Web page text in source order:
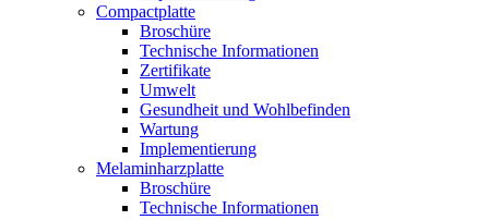
Compactplatte
Broschüre
Technische Informationen
Zertifikate
Umwelt
Gesundheit und Wohlbefinden
Wartung
Implementierung
Melaminharzplatte
Broschüre
Technische Informationen